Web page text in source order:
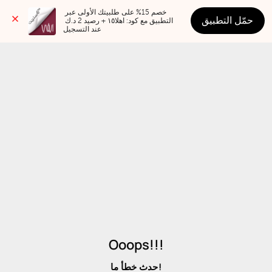
عند التسجيل
حمّل التطبيق
Ooops!!!
حدث خطأ ما!